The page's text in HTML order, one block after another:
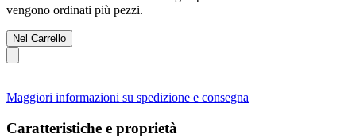
vengono ordinati più pezzi.
Nel Carrello
Maggiori informazioni su spedizione e consegna
Caratteristiche e proprietà